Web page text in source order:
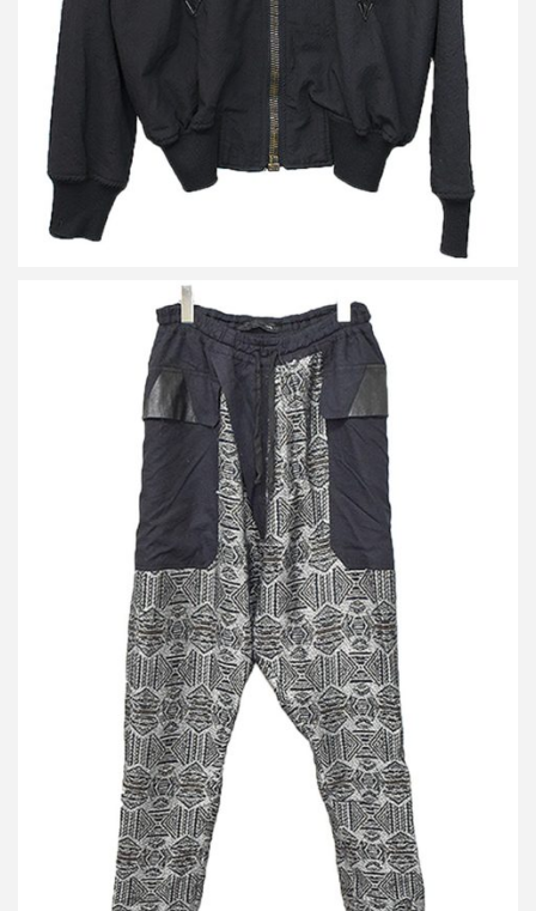
ダミールドーマ 12AW レザー切替リネンウールサルエルパンツ
買取金額 7,000円
詳しく見る